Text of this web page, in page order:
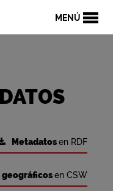
MENÚ
Metadatosen RDF
geográficosen CSW